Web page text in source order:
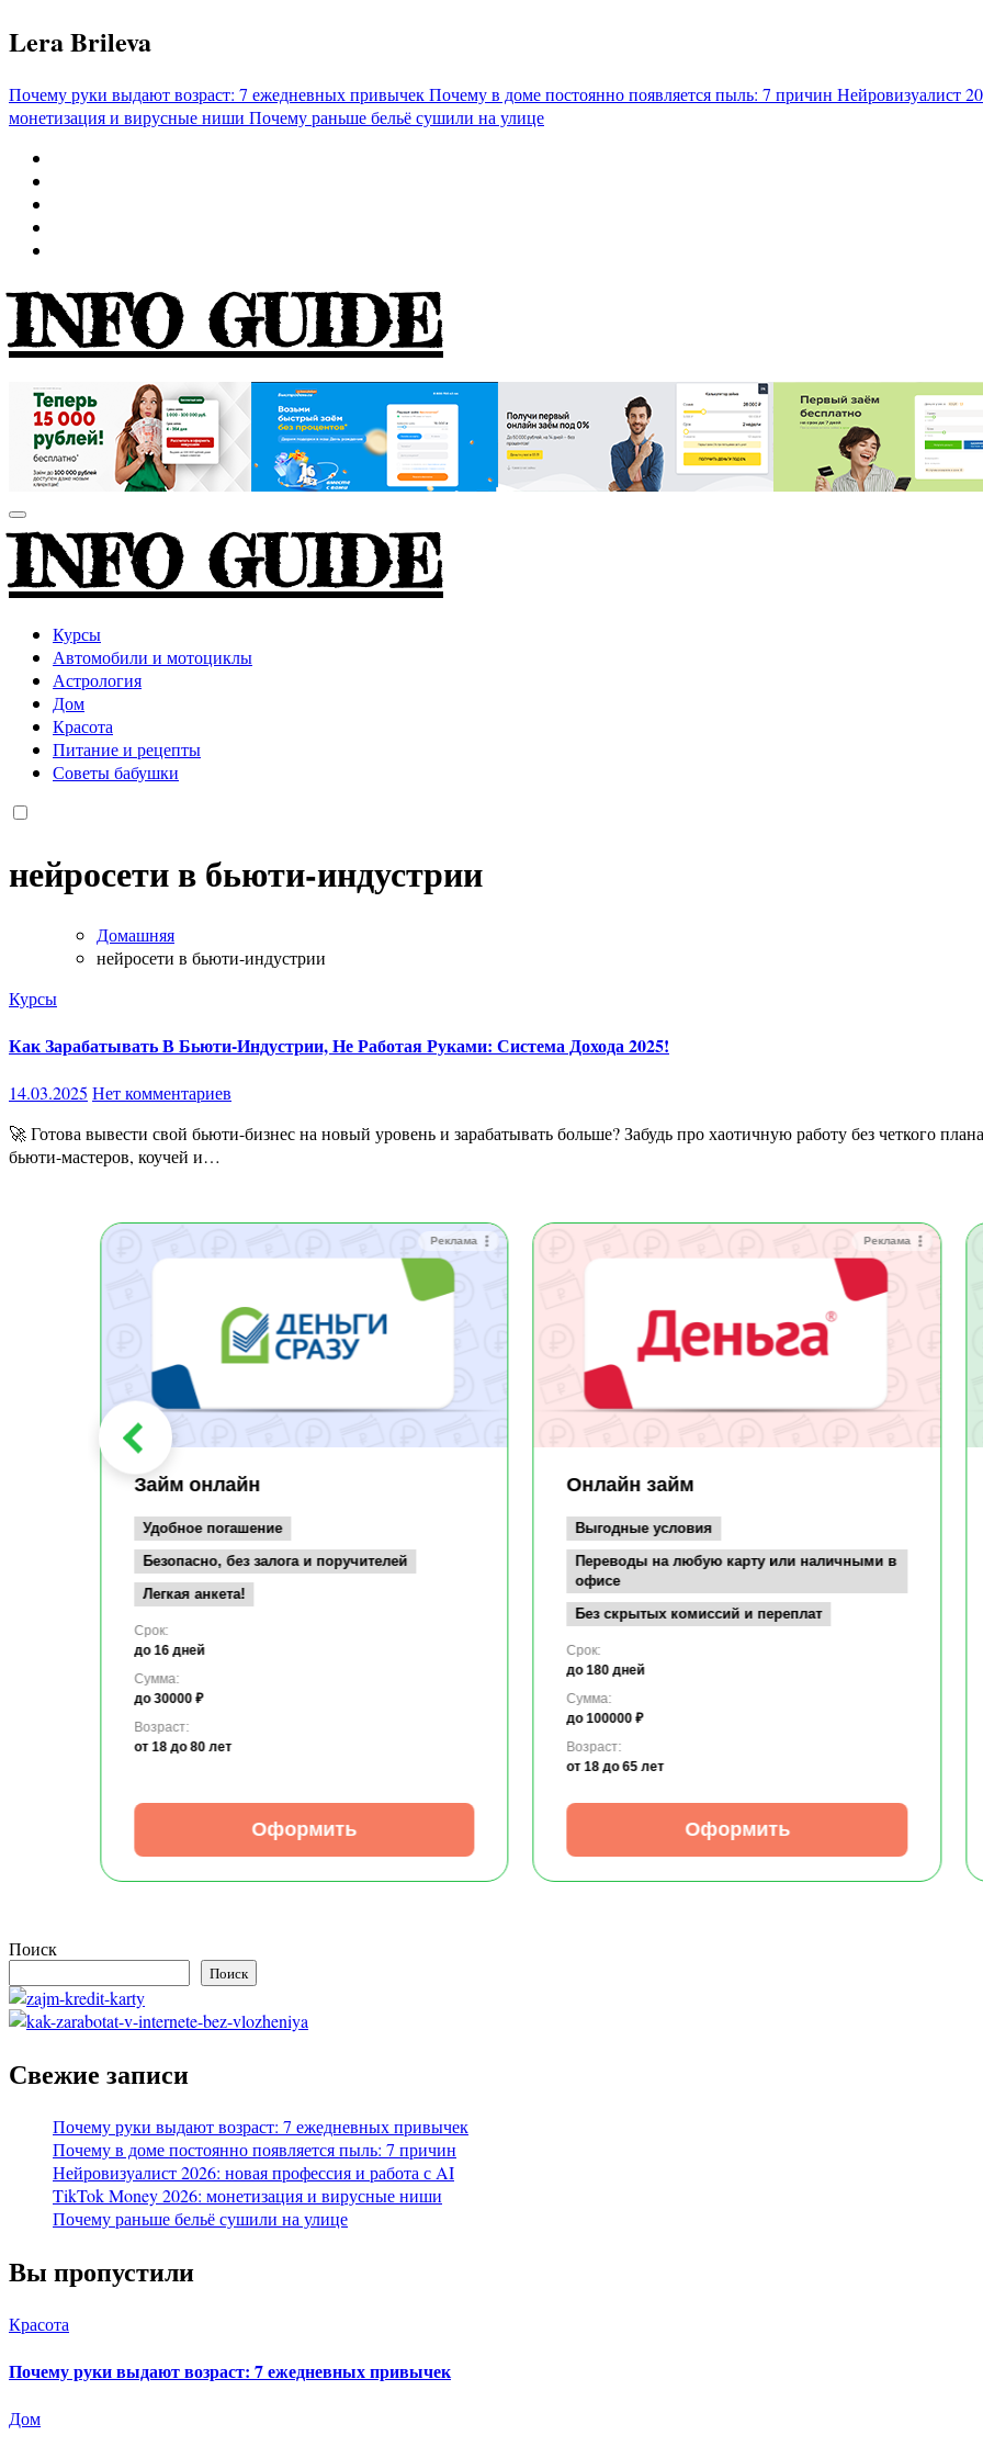
Перейти
к
Lera Brileva
Почему руки выдают возраст: 7 ежедневных привычекПочему в доме постоянно появляется пыль: 7 причин Нейровизуалист
монетизация и вирусные ниши Почему раньше бельё сушили на улице
INFO GUIDE
INFO GUIDE
Курсы
Автомобили и мотоциклы
Астрология
Дом
Красота
Питание и рецепты
Советы бабушки
нейросети в бьюти-индустрии
Домашняя
нейросети в бьюти-индустрии
Курсы
Как Зарабатывать В Бьюти-Индустрии, Не Работая Руками: Система Дохода 2025!
14.03.2025 Нет комментариев
🚀 Готова вывести свой бьюти-бизнес на новый уровень и зарабатывать больше? Забудь про хаотичную работу без четкого плана и нулевой рост! «Beauty-Ракета» — это флагманский курс для
бьюти-мастеров, коучей и…
Реклама
Займ онлайн
Удобное погашение
Безопасно, без залога и поручителей
Легкая анкета!
Срок:
до 16 дней
Сумма:
до 30000 ₽
Возраст:
от 18 до 80 лет
Оформить
Реклама
Онлайн займ
Выгодные условия
Переводы на любую карту или наличными в
офисе
Без скрытых комиссий и переплат
Срок:
до 180 дней
Сумма:
до 100000 ₽
Возраст:
от 18 до 65 лет
Оформить
Поиск
Поиск
Свежие записи
Почему руки выдают возраст: 7 ежедневных привычек
Почему в доме постоянно появляется пыль: 7 причин
Нейровизуалист 2026: новая профессия и работа с AI
TikTok Money 2026: монетизация и вирусные ниши
Почему раньше бельё сушили на улице
Вы пропустили
Красота
Почему руки выдают возраст: 7 ежедневных привычек
Дом